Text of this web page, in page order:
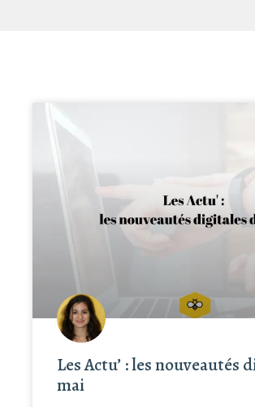
Les Actu’ : les nouveautés
mai